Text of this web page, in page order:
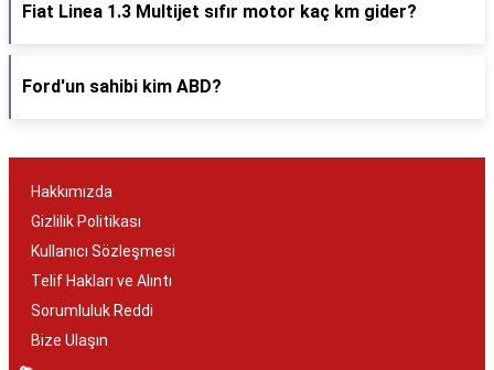
Fiat Linea 1.3 Multijet sıfır motor kaç km gider?
Ford'un sahibi kim ABD?
Hakkımızda
Gizlilik Politikası
Kullanıcı Sözleşmesi
Telif Hakları ve Alıntı
Sorumluluk Reddi
Bize Ulaşın